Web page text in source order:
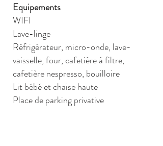
Equipements
WIFI
Lave-linge
Réfrigérateur, micro-onde, lave-
vaisselle, four, cafetière à filtre,
cafetière nespresso, bouilloire
Lit bébé et chaise haute
Place de parking privative